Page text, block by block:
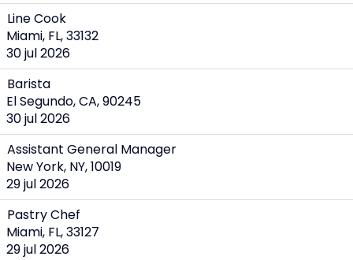
Line Cook
Miami, FL, 33132
30 jul 2026
Barista
El Segundo, CA, 90245
30 jul 2026
Assistant General Manager
New York, NY, 10019
29 jul 2026
Pastry Chef
Miami, FL, 33127
29 jul 2026